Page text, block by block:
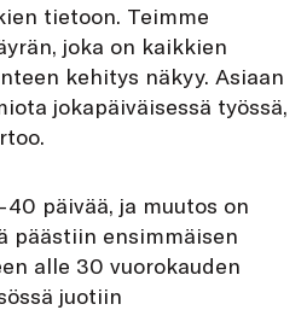
tietoon. Teimme
joka on kaikkien
kehitys näkyy. Asiaan
jokapäiväisessä työssä,
päivää, ja muutos on
päästiin ensimmäisen
alle 30 vuorokauden
juotiin